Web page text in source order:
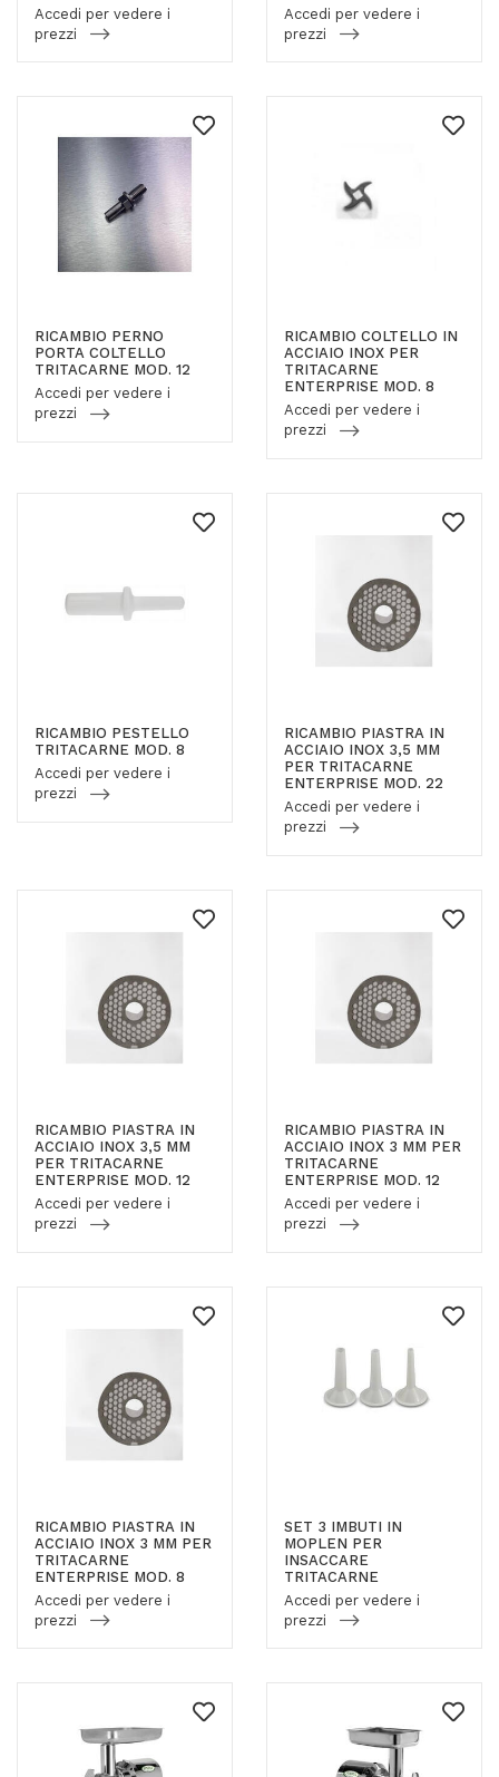
Accedi per vedere i
prezzi
Accedi per vedere i
prezzi
RICAMBIO PERNO
PORTA COLTELLO
TRITACARNE MOD. 12
Accedi per vedere i
prezzi
RICAMBIO COLTELLO IN
ACCIAIO INOX PER
TRITACARNE
ENTERPRISE MOD. 8
Accedi per vedere i
prezzi
RICAMBIO PESTELLO
TRITACARNE MOD. 8
Accedi per vedere i
prezzi
RICAMBIO PIASTRA IN
ACCIAIO INOX 3,5 MM
PER TRITACARNE
ENTERPRISE MOD. 22
Accedi per vedere i
prezzi
RICAMBIO PIASTRA IN
ACCIAIO INOX 3,5 MM
PER TRITACARNE
ENTERPRISE MOD. 12
Accedi per vedere i
prezzi
RICAMBIO PIASTRA IN
ACCIAIO INOX 3 MM PER
TRITACARNE
ENTERPRISE MOD. 12
Accedi per vedere i
prezzi
RICAMBIO PIASTRA IN
ACCIAIO INOX 3 MM PER
TRITACARNE
ENTERPRISE MOD. 8
Accedi per vedere i
prezzi
SET 3 IMBUTI IN
MOPLEN PER
INSACCARE
TRITACARNE
Accedi per vedere i
prezzi